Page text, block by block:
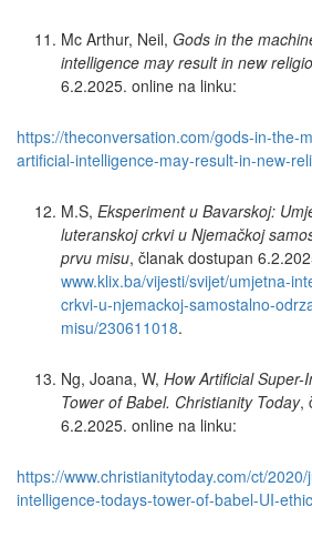
Mc Arthur, Neil, Gods in the
intelligence may result in new
6.2.2025. online na linku:
https://theconversation.com/gods-in-the-
artificial-intelligence-may-result-in-new-
M.S, Eksperiment u Bavarskoj:
luteranskoj crkvi u Njemačkoj
prvu misu, članak dostupan
www.klix.ba/vijesti/svijet/umjetna-
crkvi-u-njemackoj-samostalno-
misu/230611018.
Ng, Joana, W, How Artificial Super-
Tower of Babel. Christianity Today,
6.2.2025. online na linku:
https://www.christianitytoday.com/ct/
intelligence-todays-tower-of-babel-UI-